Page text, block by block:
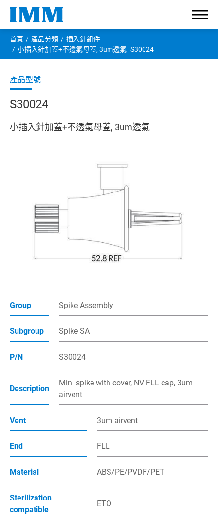
首頁 產品分類
插入針組件
小插入針加蓋+不透氣母蓋, 3um透氣 S30024
S30024
小插入針加蓋+不透氣母蓋, 3um透氣
Group Spike Assembly
Subgroup Spike SA
P/N S30024
Description
Mini spike with cover, NV FLL cap, 3um
airvent
Vent 3um airvent
End FLL
Material ABS/PE/PVDF/PET
Sterilization
compatible
ETO
有關宇仁
產品分類
保護蓋
多管路接頭
注射帽
過濾器
產品應用
製程能力
聯絡我們
電子型錄
English